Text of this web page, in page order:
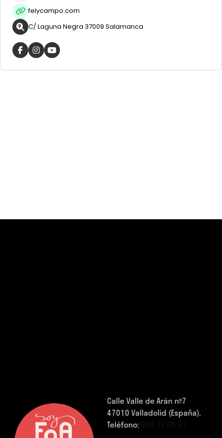
felycampo.com
C/ Laguna Negra 37009 Salamanca
Calle Valle de Arán nº7
47010 Valladolid (España).
Teléfono: